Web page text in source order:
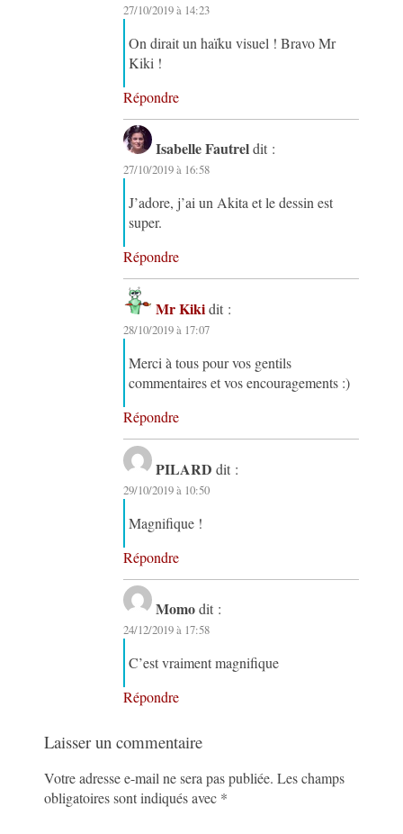
27/10/2019 à 14:23
On dirait un haïku visuel ! Bravo Mr
Kiki !
Répondre
Isabelle Fautrel dit :
27/10/2019 à 16:58
J’adore, j’ai un Akita et le dessin est
super.
Répondre
Mr Kiki dit :
28/10/2019 à 17:07
Merci à tous pour vos gentils
commentaires et vos encouragements :)
Répondre
PILARD dit :
29/10/2019 à 10:50
Magnifique !
Répondre
Momo dit :
24/12/2019 à 17:58
C’est vraiment magnifique
Répondre
Laisser un commentaire
Votre adresse e-mail ne sera pas publiée. Les champs
obligatoires sont indiqués avec *